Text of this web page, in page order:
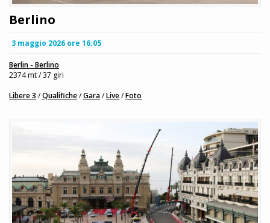
Berlino
3 maggio 2026 ore 16:05
Berlin - Berlino
2374 mt / 37 giri
Libere 3 /Qualifiche/Gara/Live/Foto